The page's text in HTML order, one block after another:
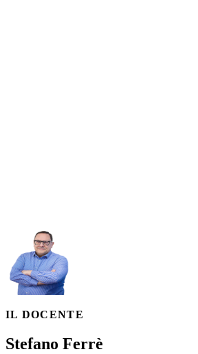
IL DOCENTE
Stefano Ferrè